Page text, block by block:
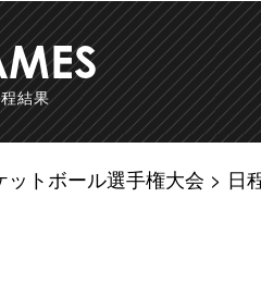
結果
トボール選手権大会 日